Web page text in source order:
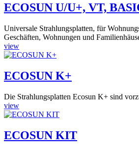
ECOSUN U/U+, VT,
Universale Strahlungsplatten, für
Geschäften, Wohnungen und
view
ECOSUN K+
Die Strahlungsplatten Ecosun K+ sind
view
ECOSUN KIT